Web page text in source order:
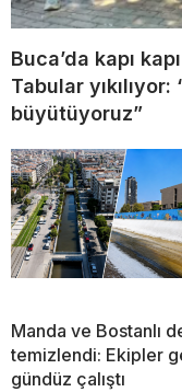
Buca’da kapı
Tabular yıkılıyor:
büyütüyoruz”
Manda ve Bostanlı
temizlendi: Ekipler
gündüz çalıştı